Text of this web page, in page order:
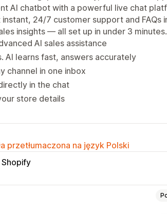
AI chatbot with a powerful live chat
24/7 customer support and FAQs
insights — all set up in under 3 minutes.
AI sales assistance
AI learns fast, answers accurately
channel in one inbox
in the chat
store details
przetłumaczona na język Polski